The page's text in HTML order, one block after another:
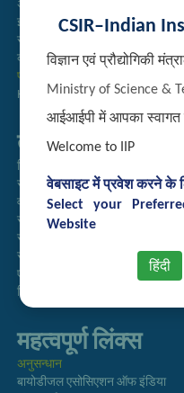
CSIR–Indian
विज्ञान एवं प्रौद्योगिकी
Ministry of Science &
आईआईपी में आपका स्वागत
Welcome to IIP
वेबसाइट में प्रवेश करने के
Select your
Website
हिंदी
अतिथि गृह आरक्षण
इंट्रानेट
संग्रह
कर्मचारी खोज
प्रौद्योगिकी ब्रोशर
Handling of Complaints of Sexual
तुरत लिंक्स
निदेशिका
समाचारपत्र
वार्षिक प्रतिवेदन
राजभाषा अनुभाग
सूचना का अधिकार
सीएसआईआर
एसीएसआईआर
हिंदी पत्रिका
महत्वपूर्ण लिंक्स
अनुसन्धान
बायोडीजल एसोसिएशन ऑफ इंडिया